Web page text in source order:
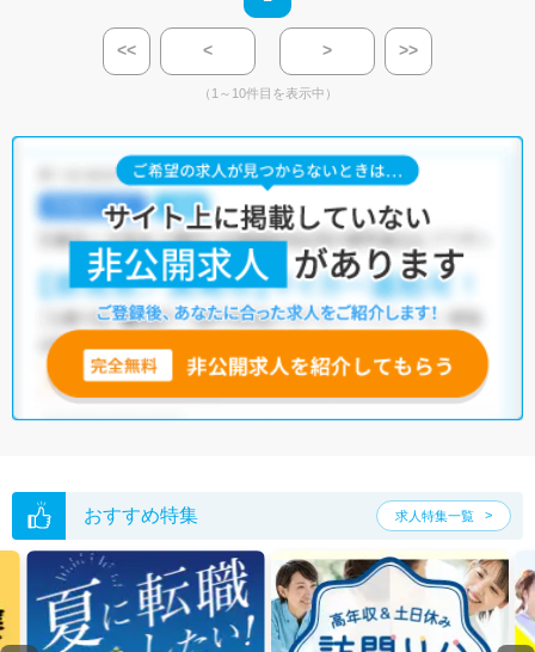
<< < > >>
（1～10件目を表示中）
おすすめ特集 求人特集一覧